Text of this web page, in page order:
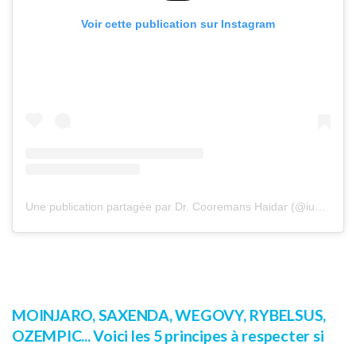
Voir cette publication sur Instagram
Une publication partagée par Dr. Cooremans Haidar (@iuventu.clinic)
MOINJARO, SAXENDA, WEGOVY, RYBELSUS,
OZEMPIC... Voici les 5 principes à respecter si